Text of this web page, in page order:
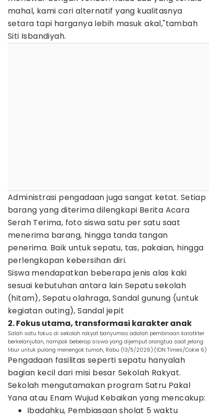
mahal, kami cari alternatif yang kualitasnya
setara tapi harganya lebih masuk akal,"tambah
Siti Isbandiyah.
Administrasi pengadaan juga sangat ketat. Setiap
barang yang diterima dilengkapi Berita Acara
Serah Terima, foto siswa satu per satu saat
menerima barang, hingga tanda tangan
penerima. Baik untuk sepatu, tas, pakaian, hingga
perlengkapan kebersihan diri.
Siswa mendapatkan beberapa jenis alas kaki
sesuai kebutuhan antara lain Sepatu sekolah
(hitam), Sepatu olahraga, Sandal gunung (untuk
kegiatan outing), Sandal jepit
2. Fokus utama, transformasi karakter anak
Salah satu fokus di sekolah rakyat banyumas adalah pembinaan karatkter
berkelanjutan, nampak beberap siswa yang dijemput orangtua saat jelang
libur untuk pulang menengok tumah, Rabu (13/5/2026).(IDN Times/Cokie 6)
Pengadaan fasilitas seperti sepatu hanyalah
bagian kecil dari misi besar Sekolah Rakyat.
Sekolah mengutamakan program Satru Pakal
Yana atau Enam Wujud Kebaikan yang mencakup:
Ibadahku, Pembiasaan sholat 5 waktu